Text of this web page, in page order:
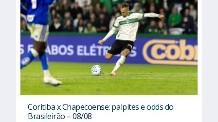
Coritiba x Chapecoense: palpites e odds do
Brasileirão – 08/08